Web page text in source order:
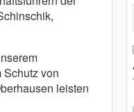
von
leisten